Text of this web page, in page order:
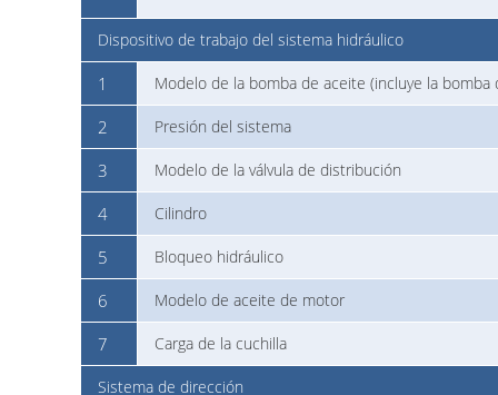
Dispositivo de trabajo del sistema hidráulico
1 Modelo de la bomba de aceite (incluye la bomba
2 Presión del sistema
3 Modelo de la válvula de distribución
4 Cilindro
5 Bloqueo hidráulico
6 Modelo de aceite de motor
7 Carga de la cuchilla
Sistema de dirección